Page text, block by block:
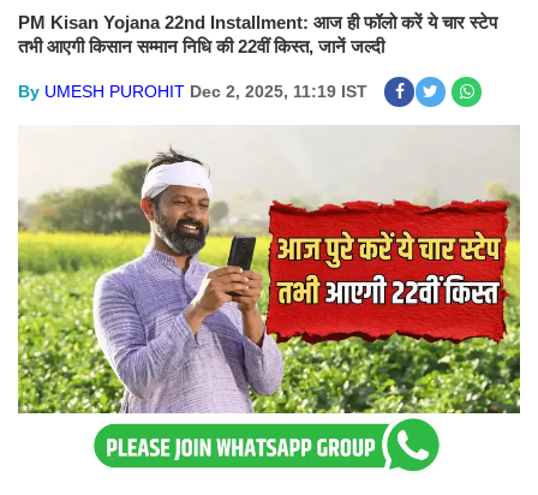
PM Kisan Yojana 22nd Installment: आज ही फॉलो करें ये चार स्टेप
तभी आएगी किसान सम्मान निधि की 22वीं किस्त, जानें जल्दी
By UMESH PUROHIT Dec 2, 2025, 11:19 IST